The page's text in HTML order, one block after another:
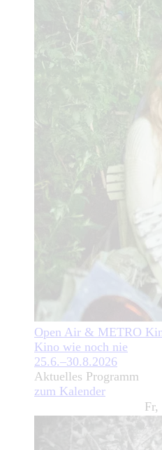
Open Air & METRO
Kino wie noch nie
25.6.–30.8.2026
Aktuelles Programm
zum Kalender
Fr,